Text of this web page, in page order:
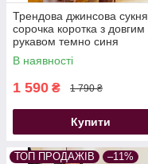
Трендова джинсова сукня
сорочка коротка з довгим
рукавом темно синя
В наявності
1 590 ₴ 1 790 ₴
Купити
ТОП ПРОДАЖІВ –11%